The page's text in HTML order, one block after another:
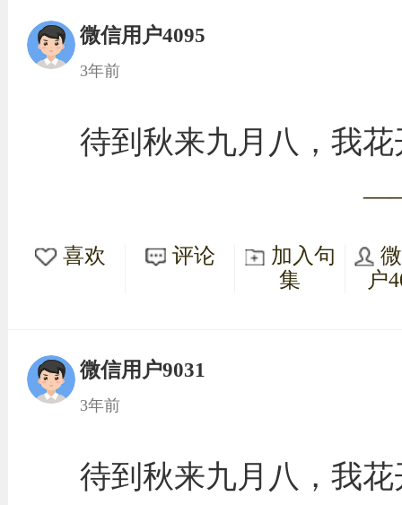
微信用户4095
3年前
待到秋来九月八，我
喜欢 评论
加入句
集
户
微信用户9031
3年前
待到秋来九月八，我